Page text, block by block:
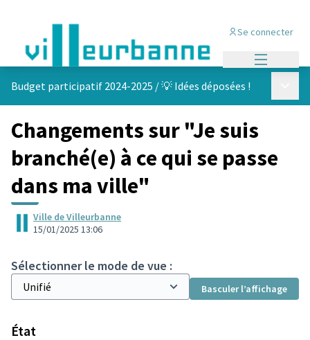
Se connecter
Budget participatif 2024-2025 /💡 Idées déposées !
Changements sur "Je suis
branché(e) à ce qui se passe
dans ma ville"
Ville de Villeurbanne
15/01/2025 13:06
Sélectionner le mode de vue :
Basculer l’affichage
État